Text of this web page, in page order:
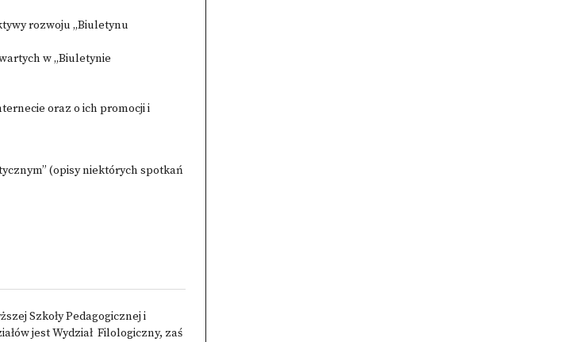
rozwoju „Biuletynu
w „Biuletynie
oraz o ich promocji i
(opisy niektórych spotkań
Szkoły Pedagogicznej i
jest Wydział Filologiczny, zaś